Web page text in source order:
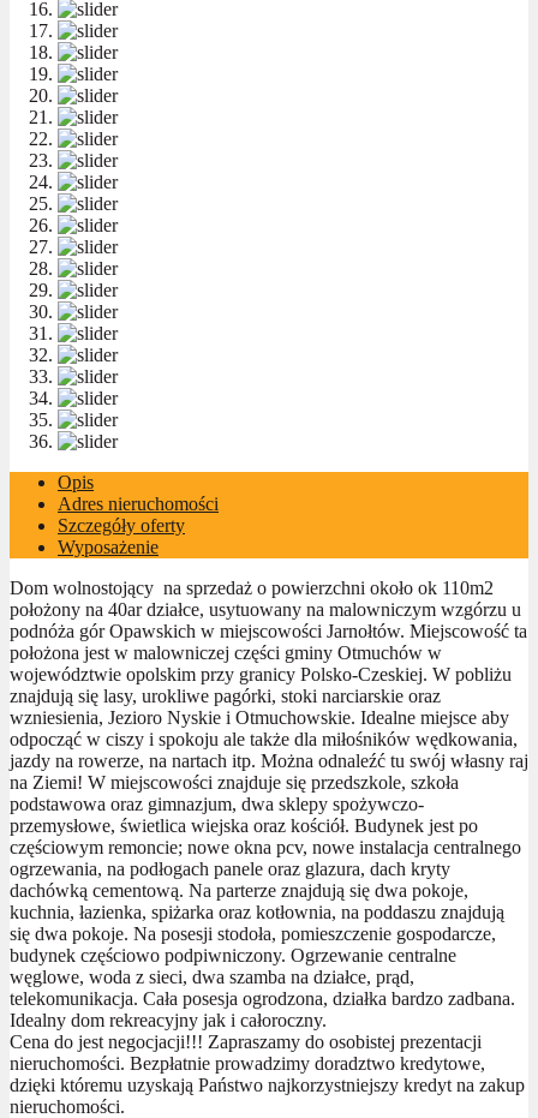
Opis
Adres nieruchomości
Szczegóły oferty
Wyposażenie
Dom wolnostojący na sprzedaż o powierzchni około ok 110m2
położony na 40ar działce, usytuowany na malowniczym wzgórzu u
podnóża gór Opawskich w miejscowości Jarnołtów. Miejscowość ta
położona jest w malowniczej części gminy Otmuchów w
województwie opolskim przy granicy Polsko-Czeskiej. W pobliżu
znajdują się lasy, urokliwe pagórki, stoki narciarskie oraz
wzniesienia, Jezioro Nyskie i Otmuchowskie. Idealne miejsce aby
odpocząć w ciszy i spokoju ale także dla miłośników wędkowania,
jazdy na rowerze, na nartach itp. Można odnaleźć tu swój własny raj
na Ziemi! W miejscowości znajduje się przedszkole, szkoła
podstawowa oraz gimnazjum, dwa sklepy spożywczo-
przemysłowe, świetlica wiejska oraz kościół. Budynek jest po
częściowym remoncie; nowe okna pcv, nowe instalacja centralnego
ogrzewania, na podłogach panele oraz glazura, dach kryty
dachówką cementową. Na parterze znajdują się dwa pokoje,
kuchnia, łazienka, spiżarka oraz kotłownia, na poddaszu znajdują
się dwa pokoje. Na posesji stodoła, pomieszczenie gospodarcze,
budynek częściowo podpiwniczony. Ogrzewanie centralne
węglowe, woda z sieci, dwa szamba na działce, prąd,
telekomunikacja. Cała posesja ogrodzona, działka bardzo zadbana.
Idealny dom rekreacyjny jak i całoroczny.
Cena do jest negocjacji!!! Zapraszamy do osobistej prezentacji
nieruchomości. Bezpłatnie prowadzimy doradztwo kredytowe,
dzięki któremu uzyskają Państwo najkorzystniejszy kredyt na zakup
nieruchomości.